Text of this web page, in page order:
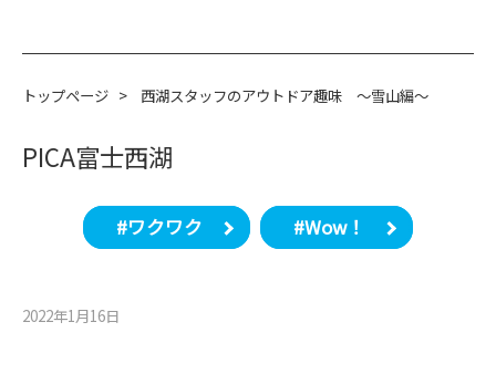
トップページ > 西湖スタッフのアウトドア趣味 ～雪山編～
PICA富士西湖
#ワクワク #Wow！
2022年1月16⽇